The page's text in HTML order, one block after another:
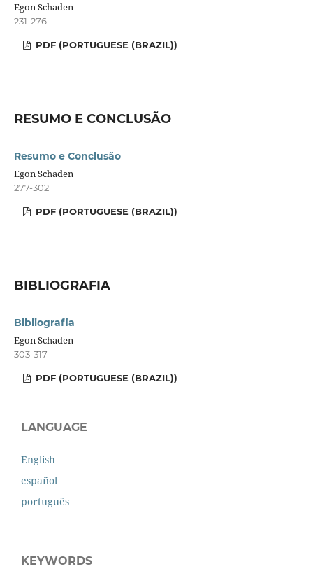
Egon Schaden
231-276
PDF (PORTUGUESE (BRAZIL))
RESUMO E CONCLUSÃO
Resumo e Conclusão
Egon Schaden
277-302
PDF (PORTUGUESE (BRAZIL))
BIBLIOGRAFIA
Bibliografia
Egon Schaden
303-317
PDF (PORTUGUESE (BRAZIL))
LANGUAGE
English
español
português
KEYWORDS